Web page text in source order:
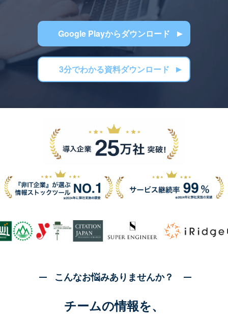
Google Playからダウンロード
3分でわかる資料ダウンロード
こんなお悩みありませんか？
チームの情報を、